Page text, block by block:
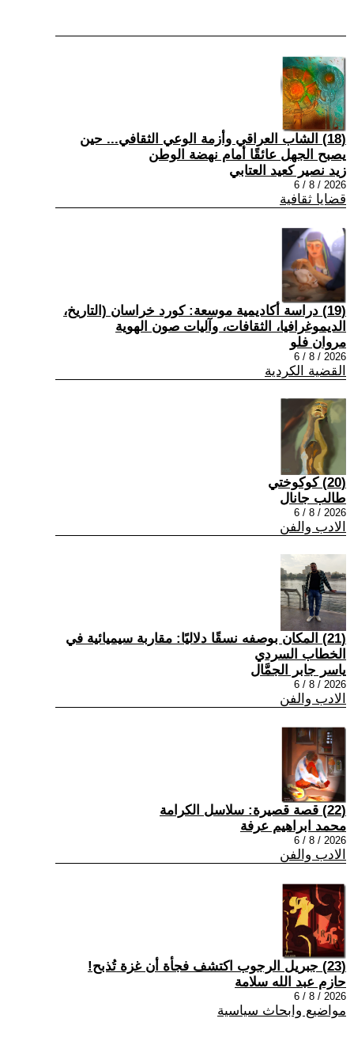
(18) الشاب العراقي وأزمة الوعي الثقافي... حين
يصبح الجهل عائقًا أمام نهضة الوطن
زيد نصير كعيد العتابي
2026 / 8 / 6
قضايا ثقافية
(19) دراسة أكاديمية موسعة: كورد خراسان (التاريخ،
الديموغرافيا، الثقافات، وآليات صون الهوية
مروان فلو
2026 / 8 / 6
القضية الكردية
(20) كوكوختي
طالب جانال
2026 / 8 / 6
الادب والفن
(21) المكان بوصفه نسقًا دلاليًا: مقاربة سيميائية في
الخطاب السردي
ياسر جابر الجمَّال
2026 / 8 / 6
الادب والفن
(22) قصة قصيرة: سلاسل الكرامة
محمد ابراهيم عرفة
2026 / 8 / 6
الادب والفن
(23) جبريل الرجوب اكتشف فجأة أن غزة تُذبح!
حازم عبد الله سلامة
2026 / 8 / 6
مواضيع وابحاث سياسية